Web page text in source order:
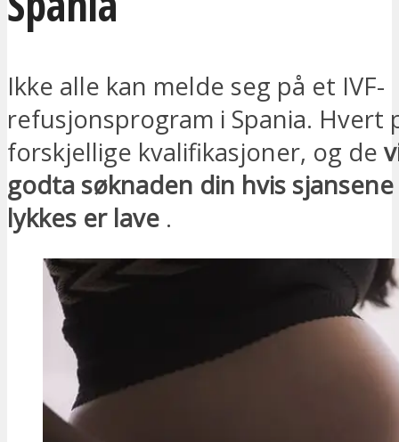
Ikke alle kan melde seg på et IVF-
refusjonsprogram i Spania. Hvert
forskjellige kvalifikasjoner, og de
godta søknaden din hvis
lykkes er lave .